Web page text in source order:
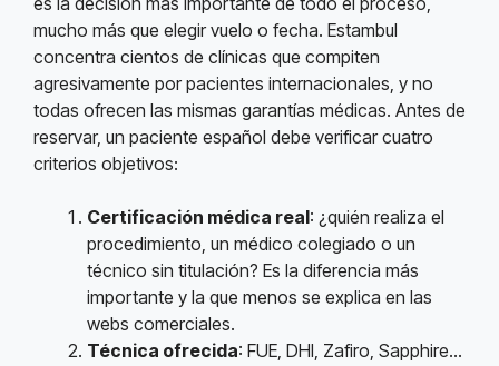
mucho más que elegir vuelo o fecha. Estambul
concentra cientos de clínicas que compiten
agresivamente por pacientes internacionales, y no
todas ofrecen las mismas garantías médicas. Antes de
reservar, un paciente español debe verificar cuatro
criterios objetivos:
Certificación médica real: ¿quién realiza el
procedimiento, un médico colegiado o un
técnico sin titulación? Es la diferencia más
importante y la que menos se explica en las
webs comerciales.
Técnica ofrecida: FUE, DHI, Zafiro, Sapphire…